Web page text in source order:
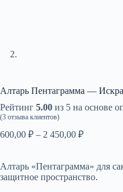
Алтарь Пентаграмма —
Рейтинг 5.00 из 5 на основе
(3 отзыва клиентов)
600,00 ₽ – 2 450,00 ₽Диапазон
–
2
Алтарь «Пентаграмма» для
защитное пространство.